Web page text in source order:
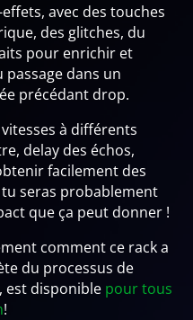
avec des touches
des glitches, du
pour enrichir et
dans un
précédant drop.
à différents
delay des échos,
facilement des
seras probablement
que ça peut donner !
comment ce rack a
du processus de
est disponible pour tous
!